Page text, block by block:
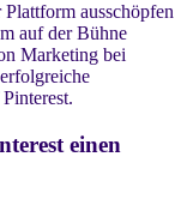
ausschöpfen
auf der Bühne
Marketing bei
einen